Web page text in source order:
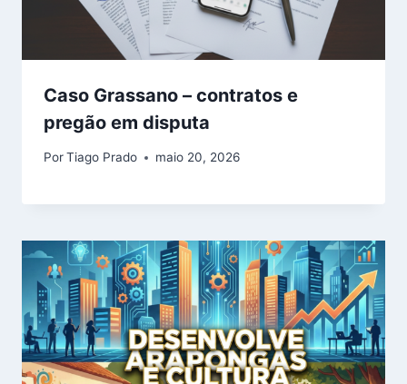
Caso Grassano – contratos e
pregão em disputa
PorTiago Prado maio 20, 2026